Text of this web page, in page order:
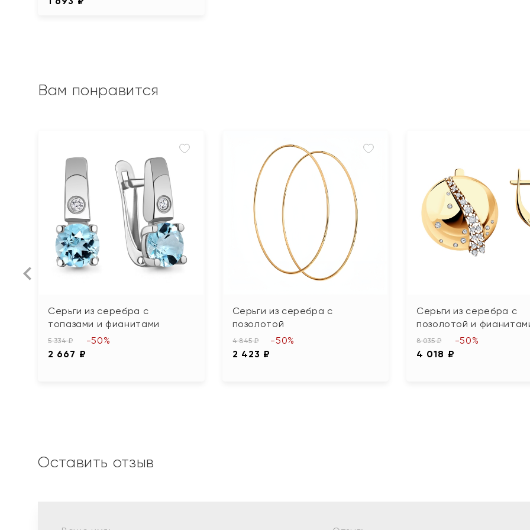
Вам понравится
Серьги из серебра с
топазами и фианитами
5 334 ₽
2 667 ₽
-50%
Серьги из серебра с
позолотой
4 845 ₽
2 423 ₽
-50%
Серьги из серебра с
позолотой и
8 035 ₽
4 018 ₽
-50%
Оставить отзыв